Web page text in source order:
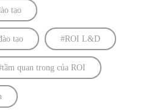
tạo
tạo ROI L&D
tầm quan trong của ROI